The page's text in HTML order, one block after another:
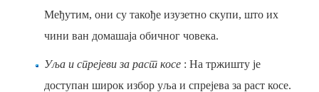
Међутим, они су такође изузетно скупи, што их
чини ван домашаја обичног човека.
Уља и спрејеви за раст косе : На тржишту је
доступан широк избор уља и спрејева за раст косе.